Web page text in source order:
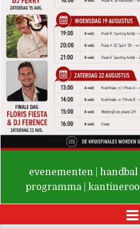
De Valken
evenementen
programma